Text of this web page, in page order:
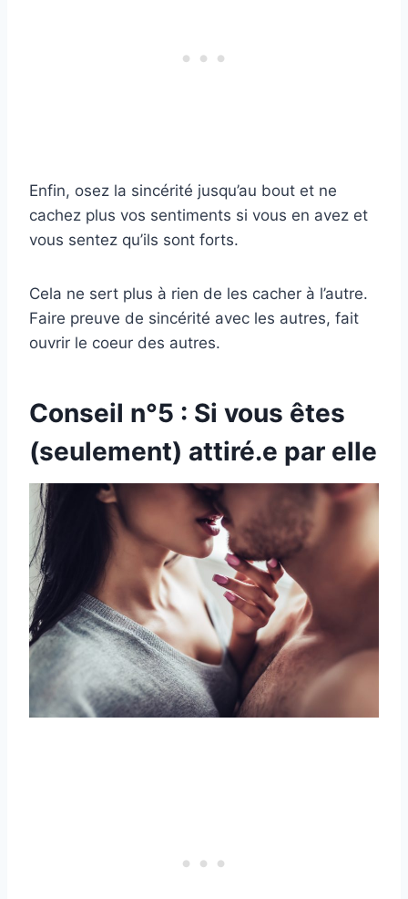
Enfin, osez la sincérité jusqu’au bout et ne
cachez plus vos sentiments si vous en avez et
vous sentez qu’ils sont forts.
Cela ne sert plus à rien de les cacher à l’autre.
Faire preuve de sincérité avec les autres, fait
ouvrir le coeur des autres.
Conseil n°5 : Si vous êtes
(seulement) attiré.e par elle